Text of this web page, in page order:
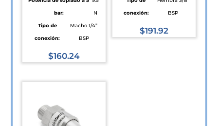
bar:
N
Tipo de
conexión:
Macho 1/4”
BSP
$160.24
producto
variantes.
conexión:
BSP
$191.92